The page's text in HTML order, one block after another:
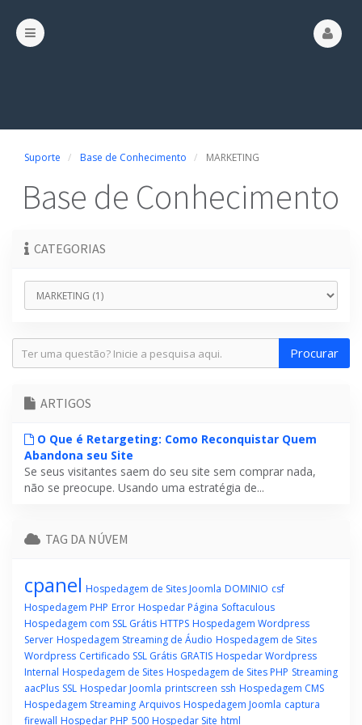
Suporte Base de Conhecimento MARKETING
Base de Conhecimento
CATEGORIAS
ARTIGOS
O Que é Retargeting: Como Reconquistar Quem
Abandona seu Site
Se seus visitantes saem do seu site sem comprar nada,
não se preocupe. Usando uma estratégia de...
TAG DA NÚVEM
cpanel Hospedagem de Sites Joomla DOMINIO csf
Hospedagem PHP Error Hospedar Página Softaculous
Hospedagem com SSL Grátis HTTPS Hospedagem Wordpress
Server Hospedagem Streaming de Áudio Hospedagem de Sites
Wordpress Certificado SSL Grátis GRATIS Hospedar Wordpress
Internal Hospedagem de Sites Hospedagem de Sites PHP Streaming
aacPlus SSL Hospedar Joomla printscreen ssh Hospedagem CMS
Hospedagem Streaming Arquivos Hospedagem Joomla captura
firewall Hospedar PHP 500 Hospedar Site html